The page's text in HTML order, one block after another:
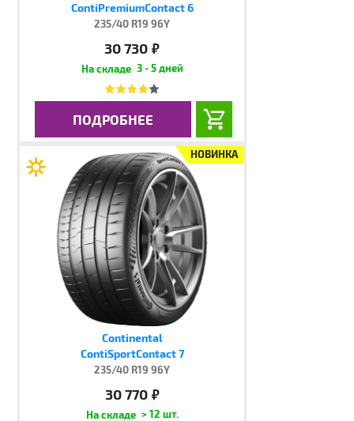
ContiPremiumContact 6
235/40 R19 96Y
30 730 руб.
3 - 5 дней
ПОДРОБНЕЕ
НОВИНКА
Continental
ContiSportContact 7
235/40 R19 96Y
30 770 руб.
> 12 шт.